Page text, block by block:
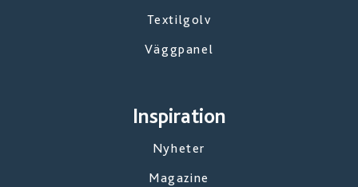
Textilgolv
Väggpanel
Inspiration
Nyheter
Magazine